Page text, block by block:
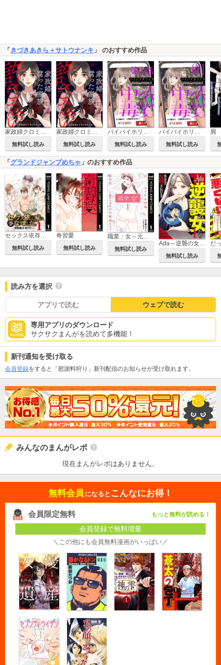
「 きづきあきら＋サトウナンキ 」 のおすすめ作品
無料試し読み 無料試し読み 無料試し読み 無料試し読み
屑
「グランドジャンプめちゃ 」のおすすめ作品
無料試し読み
奇習愛
無料試し読み 無料試し読み
Ada～逆襲の女たち～
無料試し読み
読み方を選択
アプリで読む ウェブで読む
専用アプリのダウンロード
サクサクまんがを読めて多機能！
新刊通知を受け取る
会員登録をすると「慰謝料狩り」新刊配信のお知らせが受け取れます。
みんなのまんがレポ
現在まんがレポはありません。
無料会員 になると こんなにお得！
会員限定無料 もっと無料が読める！
会員登録で無料増量
＼この他にも会員無料漫画がいっぱい／